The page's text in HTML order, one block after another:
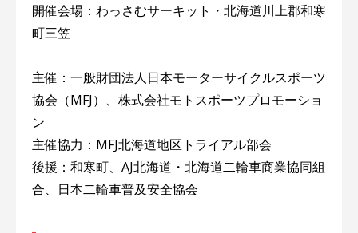
開催会場：わっさむサーキット・北海道川上郡和寒
町三笠
主催：一般財団法人日本モーターサイクルスポーツ
協会（MFJ）、株式会社モトスポーツプロモーショ
ン
主催協力：MFJ北海道地区トライアル部会
後援：和寒町、AJ北海道・北海道二輪車商業協同組
合、日本二輪車普及安全協会